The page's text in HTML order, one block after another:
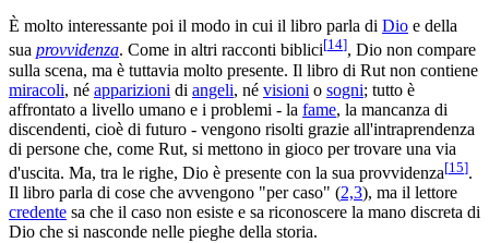
È molto interessante poi il modo in cui il libro parla di Dio e della
sua provvidenza. Come in altri racconti biblici[14], Dio non compare
sulla scena, ma è tuttavia molto presente. Il libro di Rut non contiene
miracoli, né apparizioni di angeli, né visioni o sogni; tutto è
affrontato a livello umano e i problemi - la fame, la mancanza di
discendenti, cioè di futuro - vengono risolti grazie all'intraprendenza
di persone che, come Rut, si mettono in gioco per trovare una via
d'uscita. Ma, tra le righe, Dio è presente con la sua provvidenza[15].
Il libro parla di cose che avvengono "per caso" (2,3), ma il lettore
credente sa che il caso non esiste e sa riconoscere la mano discreta di
Dio che si nasconde nelle pieghe della storia.